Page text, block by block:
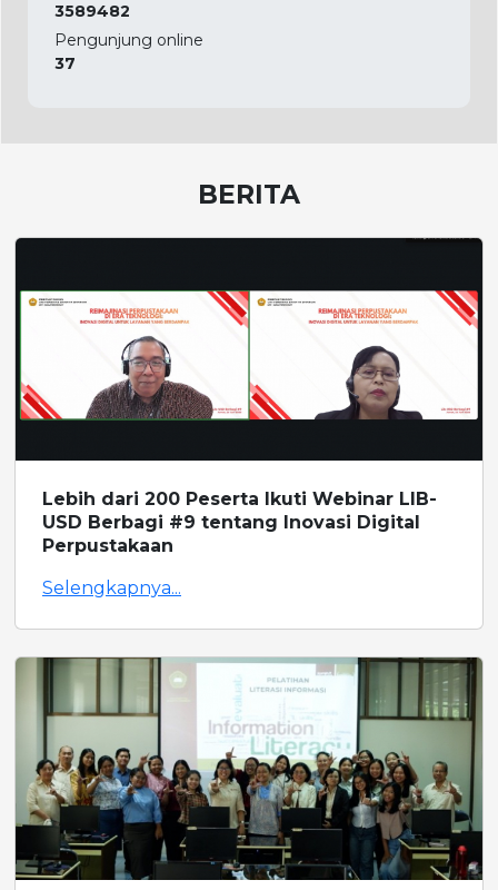
BERITA
Lebih dari 200 Peserta Ikuti Webinar LIB-
USD Berbagi #9 tentang Inovasi Digital
Perpustakaan
Selengkapnya...
3589482
Pengunjung online
37